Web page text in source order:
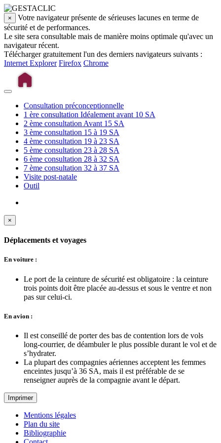
×
Votre navigateur présente de sérieuses lacunes en terme de
sécurité et de performances.
Le site sera consultable mais de manière moins optimale qu'avec un
navigateur récent.
Télécharger gratuitement l'un des derniers navigateurs suivants :
Internet Explorer Firefox Chrome
Consultation préconceptionnelle
1 ère consultation Idéalement avant 10 SA
2 ème consultation Avant 15 SA
3 ème consultation 15 à 19 SA
4 ème consultation 19 à 23 SA
5 ème consultation 23 à 28 SA
6 ème consultation 28 à 32 SA
7 ème consultation 32 à 37 SA
Visite post-natale
Outil
×
Déplacements et voyages
En voiture :
Le port de la ceinture de sécurité est obligatoire : la ceinture
trois points doit être placée au-dessus et sous le ventre et non
pas sur celui-ci.
En avion :
Il est conseillé de porter des bas de contention lors de vols
long-courrier, de déambuler le plus possible durant le vol et de
s’hydrater.
La plupart des compagnies aériennes acceptent les femmes
enceintes jusqu’à 36 SA, mais il est préférable de se
renseigner auprès de la compagnie avant le départ.
Imprimer
Mentions légales
Plan du site
Bibliographie